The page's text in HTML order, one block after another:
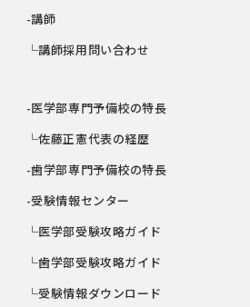
-講師
└講師採用問い合わせ
-医学部専門予備校の特長
└佐藤正憲代表の経歴
-歯学部専門予備校の特長
-受験情報センター
└医学部受験攻略ガイド
└歯学部受験攻略ガイド
└受験情報ダウンロード